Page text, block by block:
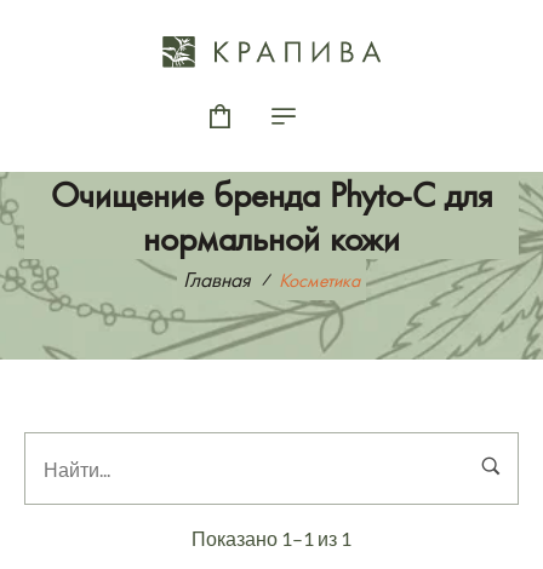
Очищение бренда Phyto-C для
нормальной кожи
Главная Косметика
Показано 1–1 из 1